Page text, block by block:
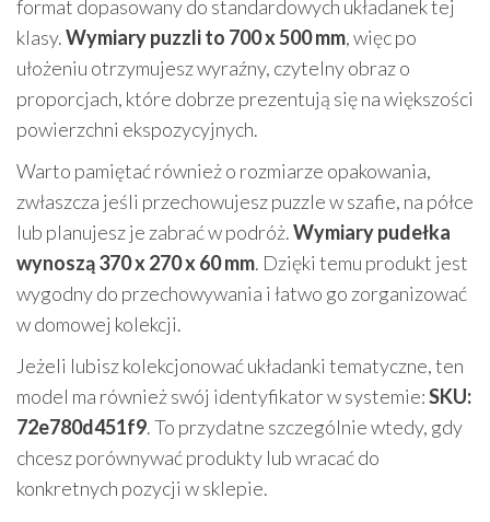
format dopasowany do standardowych układanek tej
klasy.Wymiary puzzli to 700 x 500 mm, więc po
ułożeniu otrzymujesz wyraźny, czytelny obraz o
proporcjach, które dobrze prezentują się na większości
powierzchni ekspozycyjnych.
Warto pamiętać również o rozmiarze opakowania,
zwłaszcza jeśli przechowujesz puzzle w szafie, na półce
lub planujesz je zabrać w podróż.Wymiary pudełka
wynoszą 370 x 270 x 60 mm. Dzięki temu produkt jest
wygodny do przechowywania i łatwo go zorganizować
w domowej kolekcji.
Jeżeli lubisz kolekcjonować układanki tematyczne, ten
model ma również swój identyfikator w systemie:SKU:
72e780d451f9. To przydatne szczególnie wtedy, gdy
chcesz porównywać produkty lub wracać do
konkretnych pozycji w sklepie.